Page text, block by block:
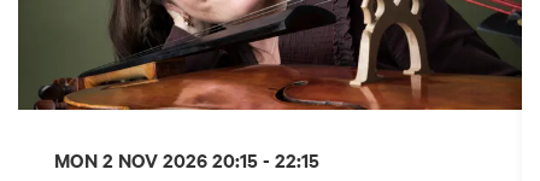
MON 2 NOV 202620:15 - 22:15